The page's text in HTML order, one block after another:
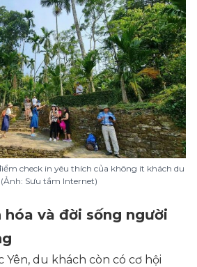
check in yêu thích của không ít khách du
Sưu tầm Internet)
hóa và đời sống người
Yên, du khách còn có cơ hội